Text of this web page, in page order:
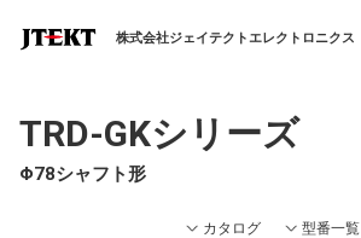
株式会社ジェイテクトエレクトロニクス
TRD-GKシリーズ
Φ78シャフト形
カタログ 型番一覧